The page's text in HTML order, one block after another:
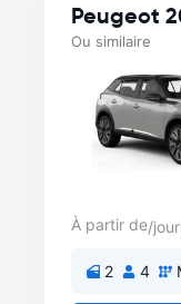
Peugeot
Ou similaire
À partir de/
2 4